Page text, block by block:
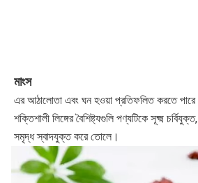
মাংস
এর আঠালোতা এবং ঘন হওয়া প্রতিফলিত করতে পারে
শক্তিশালী লিঙ্গের বৈশিষ্ট্যগুলি পণ্যটিকে সূক্ষ্ম চর্বিযুক্ত,
সমৃদ্ধ স্বাদযুক্ত করে তোলে।